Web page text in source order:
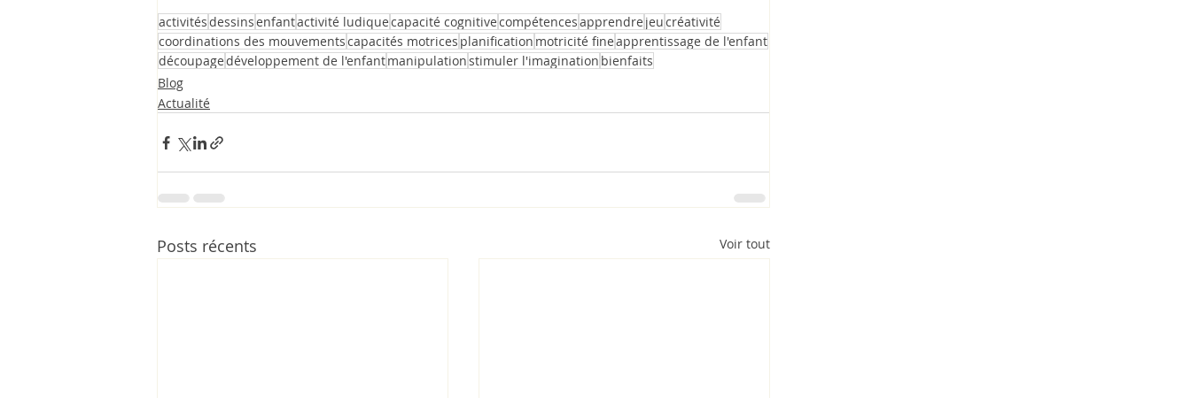
activitésdessinsenfantactivité ludiquecapacité cognitivecompétencesapprendre jeucréativité
coordinations des mouvementscapacités motrices planification motricité fineapprentissage de l'enfant
découpagedéveloppement de l'enfantmanipulationstimuler l'imagination bienfaits
Blog
Actualité
Posts récents Voir tout